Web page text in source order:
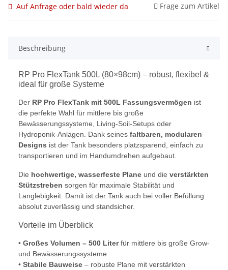
Auf Anfrage oder bald wieder da Frage zum Artikel
Beschreibung
RP Pro FlexTank 500L (80×98cm) – robust, flexibel &
ideal für große Systeme
Der RP Pro FlexTank mit 500L Fassungsvermögen ist
die perfekte Wahl für mittlere bis große
Bewässerungssysteme, Living-Soil-Setups oder
Hydroponik-Anlagen. Dank seines faltbaren, modularen
Designs ist der Tank besonders platzsparend, einfach zu
transportieren und im Handumdrehen aufgebaut.
Die hochwertige, wasserfeste Plane und die verstärkten
Stützstreben sorgen für maximale Stabilität und
Langlebigkeit. Damit ist der Tank auch bei voller Befüllung
absolut zuverlässig und standsicher.
Vorteile im Überblick
• Großes Volumen – 500 Literfür mittlere bis große Grow-
und Bewässerungssysteme
• Stabile Bauweise – robuste Plane mit verstärkten